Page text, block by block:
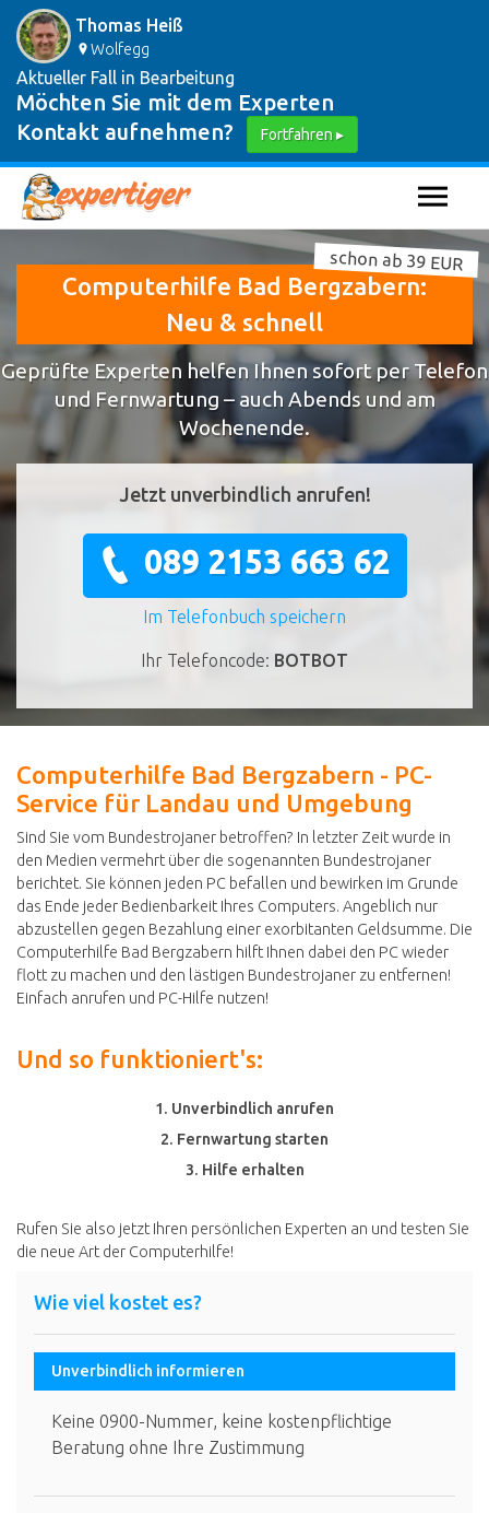
Thomas Heiß
Wolfegg
Aktueller Fall in Bearbeitung
Möchten Sie mit dem Experten
Kontakt aufnehmen?
Fortfahren ▸
Computerhilfe Bad Bergzabern:
Neu & schnell
schon ab 39 EUR
Geprüfte Experten helfen Ihnen sofort per Telefon
und Fernwartung – auch Abends und am
Wochenende.
Jetzt unverbindlich anrufen!
089 2153 663 62
Im Telefonbuch speichern
Ihr Telefoncode: BOTBOT
Computerhilfe Bad Bergzabern - PC-
Service für Landau und Umgebung
Sind Sie vom Bundestrojaner betroffen? In letzter Zeit wurde in
den Medien vermehrt über die sogenannten Bundestrojaner
berichtet. Sie können jeden PC befallen und bewirken im Grunde
das Ende jeder Bedienbarkeit Ihres Computers. Angeblich nur
abzustellen gegen Bezahlung einer exorbitanten Geldsumme. Die
Computerhilfe Bad Bergzabern hilft Ihnen dabei den PC wieder
flott zu machen und den lästigen Bundestrojaner zu entfernen!
Einfach anrufen und PC-Hilfe nutzen!
Und so funktioniert's:
1. Unverbindlich anrufen
2. Fernwartung starten
3. Hilfe erhalten
Rufen Sie also jetzt Ihren persönlichen Experten an und testen Sie
die neue Art der Computerhilfe!
Wie viel kostet es?
Unverbindlich informieren
Keine 0900-Nummer, keine kostenpflichtige
Beratung ohne Ihre Zustimmung